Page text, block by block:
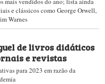
e clássicos como George Orwell,
Warnes
de livros didáticos
e revistas
para 2023 em razão da